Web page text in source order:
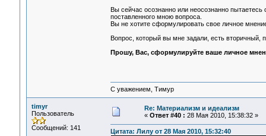
Вы сейчас осознанно или неосознанно
поставленного мною вопроса.
Вы не хотите сформулировать свое личное
Вопрос, который вы мне задали, есть вторичный,
Прошу, Вас, сформулируйте ваше личное
С уважением, Тимур
timyr
Пользователь
Сообщений: 141
Re: Материализм и идеализм
« Ответ #40 : 28 Мая 2010, 15:38:32 »
Цитата: Лилу от 28 Мая 2010, 15:32:40